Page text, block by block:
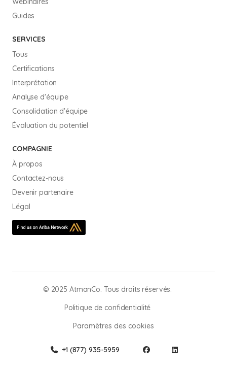
Guides
SERVICES
Tous
Certifications
Interprétation
Analyse d'équipe
Consolidation d'équipe
Évaluation du potentiel
COMPAGNIE
À propos
Contactez-nous
Devenir partenaire
Légal
© 2025 AtmanCo. Tous droits réservés.
Politique de confidentialité
Paramètres des cookies
+1 (877) 935-5959